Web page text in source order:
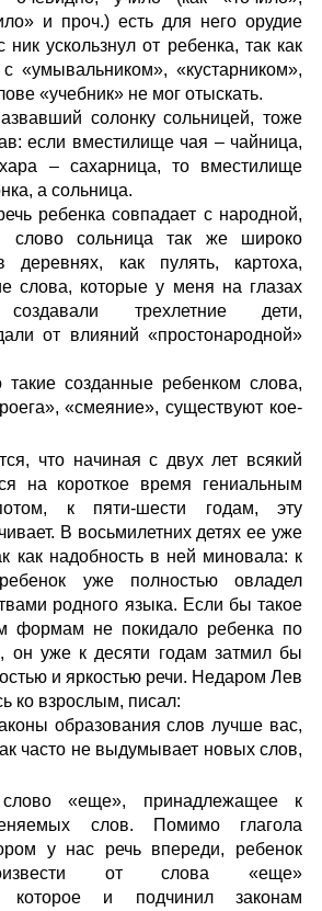
и проч.) есть для него орудие
ускользнул от ребенка, так как
«умывальником», «кустарником»,
«учебник» не мог отыскать.
солонку сольницей, тоже
если вместилище чая – чайница,
– сахарница, то вместилище
а сольница.
ребенка совпадает с народной,
слово сольница так же широко
деревнях, как пулять, картоха,
слова, которые у меня на глазах
создавали трехлетние дети,
от влияний «простонародной»
такие созданные ребенком слова,
«смеяние», существуют кое-
что начиная с двух лет всякий
на короткое время гениальным
к пяти-шести годам, эту
В восьмилетних детях ее уже
как надобность в ней миновала: к
уже полностью овладел
родного языка. Если бы такое
формам не покидало ребенка по
он уже к десяти годам затмил бы
и яркостью речи. Недаром Лев
ко взрослым, писал:
образования слов лучше вас,
часто не выдумывает новых слов,
«еще», принадлежащее к
слов. Помимо глагола
у нас речь впереди, ребенок
от слова «еще»
которое и подчинил законам